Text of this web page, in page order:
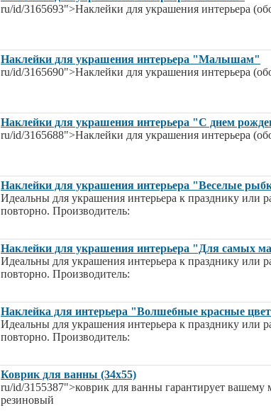
ru/id/3165693">Наклейки для украшения интерьера
Наклейки для украшения интерьера "Малышам"
ru/id/3165690">Наклейки для украшения интерьера
Наклейки для украшения интерьера "С днем
ru/id/3165688">Наклейки для украшения интерьера
Наклейки для украшения интерьера "Веселые
Идеальны для украшения интерьера к празднику или
повторно. Производитель:
Наклейки для украшения интерьера "Для самых
Идеальны для украшения интерьера к празднику или
повторно. Производитель:
Наклейка для интерьера "Волшебные красные
Идеальны для украшения интерьера к празднику или
повторно. Производитель:
Коврик для ванны (34х55)
ru/id/3155387">коврик для ванны гарантирует
резиновый